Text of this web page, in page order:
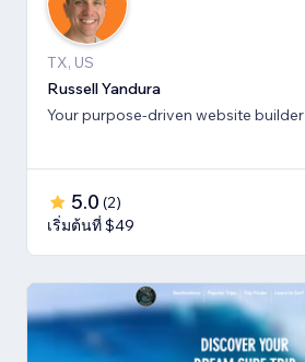
TX, US
Russell Yandura
Your purpose-driven website builder
5.0 (2)
เริ่มต้นที่ $49